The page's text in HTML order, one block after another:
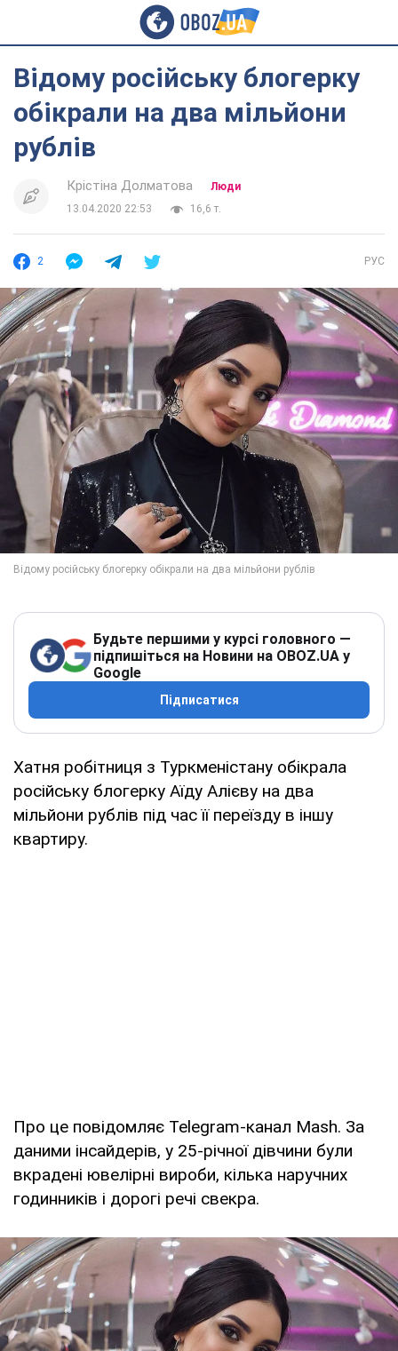
Відому російську блогерку
обікрали на два мільйони
рублів
Крістіна Долматова
Люди
13.04.2020 22:53
16,6 т.
2 РУС
Будьте першими у курсі головного —
підпишіться на Новини на OBOZ.UA у
Google
Підписатися
Хатня робітниця з Туркменістану обікрала
російську блогерку Аїду Алієву на два
мільйони рублів під час її переїзду в іншу
квартиру.
Про це повідомляє Telegram-канал Mash. За
даними інсайдерів, у 25-річної дівчини були
вкрадені ювелірні вироби, кілька наручних
годинників і дорогі речі свекра.